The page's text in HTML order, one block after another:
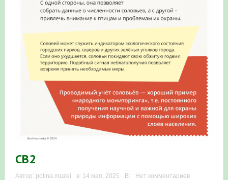
Республике Башкортостан
«Весенняя перекличка-2026» — 21-31 мая 2026
Мероприятие для ребят из дневного лагеря центра
олимпиадного движения «Аврора»
Фотофиксация и осмотр птенцов сапсанов на крыше
Уралсиба в Уфе в 2026 г.
Участие башкирских орнитологов и бердвотчеров в
СВ2
Автор: polina.muzei в: 14 мая, 2025 В:
Нет комментариев